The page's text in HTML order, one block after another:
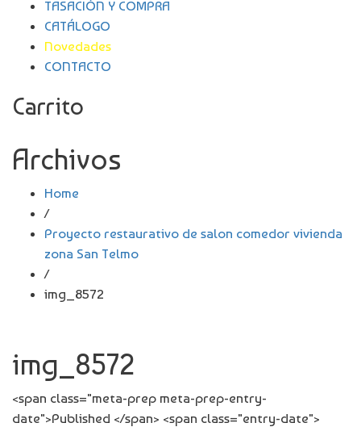
TASACIÓN Y COMPRA
CATÁLOGO
Novedades
CONTACTO
Carrito
Archivos
Home
/
Proyecto restaurativo de salon comedor vivienda
zona San Telmo
/
img_8572
img_8572
<span class="meta-prep meta-prep-entry-
date">Published </span> <span class="entry-date">